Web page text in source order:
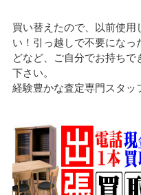
買い替えたので、以前使用
い！引っ越しで不要になっ
どなど、ご自分でお持ち
下さい。
経験豊かな査定専門スタッ